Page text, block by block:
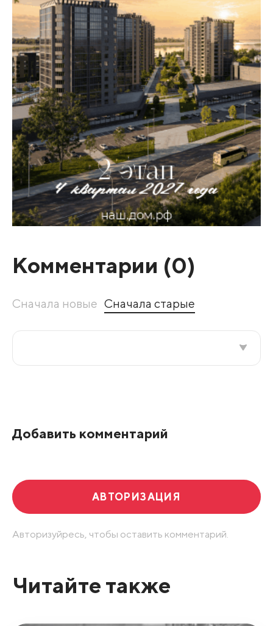
Комментарии (0)
Сначала новые Сначала старые
Добавить комментарий
АВТОРИЗАЦИЯ
Авторизуйресь, чтобы оставить комментарий.
Читайте также